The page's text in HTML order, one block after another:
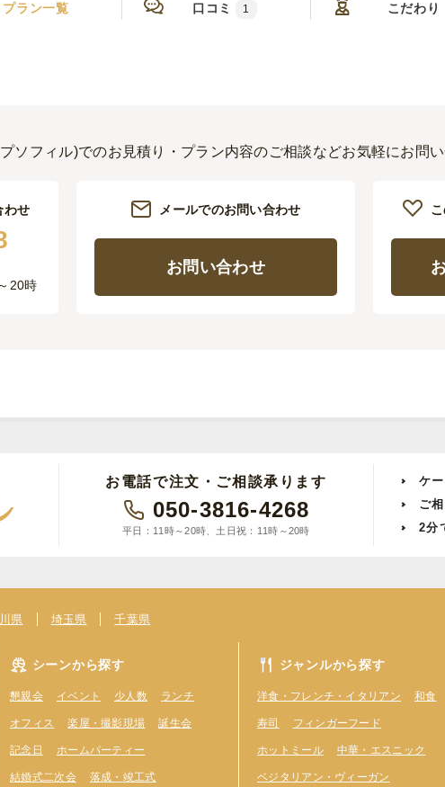
プラン一覧 口コミ 1 こだわり
ソフィル)でのお見積り・プラン内容のご相談などお気軽にお問
わせ
20時
メールでのお問い合わせ
お問い合わせ
お電話で注文・ご相談承ります
050-3816-4268
平日：11時～20時、土日祝：11時～20時
ケ
ご
2分
県 埼玉県 千葉県
シーンから探す
懇親会 イベント 少人数 ランチ
オフィス 楽屋・撮影現場 誕生会
記念日 ホームパーティー
結婚式二次会 落成・竣工式
ジャンルから探す
洋食・フレンチ・イタリアン 和食
寿司 フィンガーフード
ホットミール 中華・エスニック
ベジタリアン・ヴィーガン